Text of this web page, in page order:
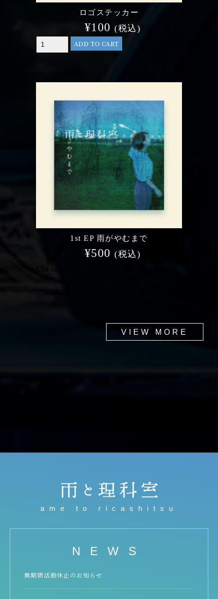
ロゴステッカー
¥100 (税込)
ADD TO CART
1st EP 雨がやむまで
¥500 (税込)
VIEW MORE
ame to ricashitsu
NEWS
無期限活動休止のお知らせ